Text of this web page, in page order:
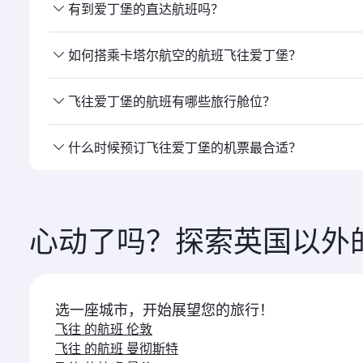
有到爱丁堡的直达航班吗？
是的，卡塔尔 航空运营直飞爱丁堡的航班。 您可通过
如何搭乘卡塔尔航空的航班飞往爱丁堡？
您可以 搭乘卡塔尔航空直飞爱丁堡。我们经由多哈 连
飞往爱丁堡的航班有哪些旅行舱位？
旅行舱位 的提供取决于航线和运营航班的航空公司。
什么时候预订飞往爱丁堡的机票最合适？
心动了吗？探索英国以外
选一座城市，开始展望您的旅行！
飞往 的航班 伦敦
飞往 的航班 曼彻斯特